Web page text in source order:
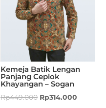
Kemeja Batik Lengan
Panjang Ceplok
Khayangan – Sogan
Rp449.000 Rp314.000